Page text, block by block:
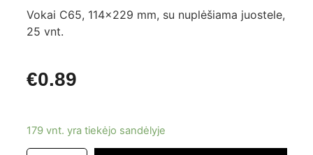
Vokai C65, 114×229 mm, su nuplėšiama juostele,
25 vnt.
€0.89
179 vnt. yra tiekėjo sandėlyje